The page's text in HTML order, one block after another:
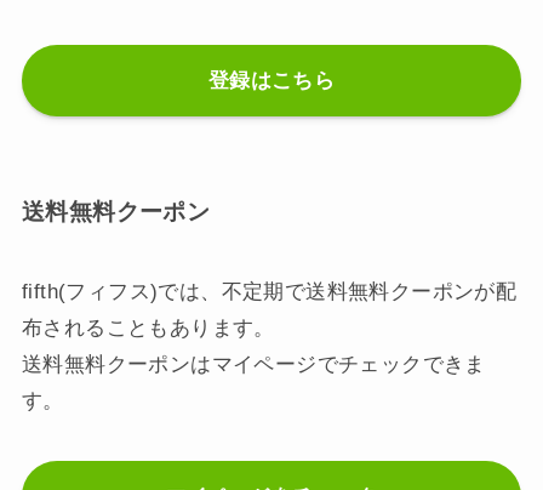
登録はこちら
送料無料クーポン
fifth(フィフス)では、不定期で送料無料クーポンが配
布されることもあります。
送料無料クーポンはマイページでチェックできま
す。